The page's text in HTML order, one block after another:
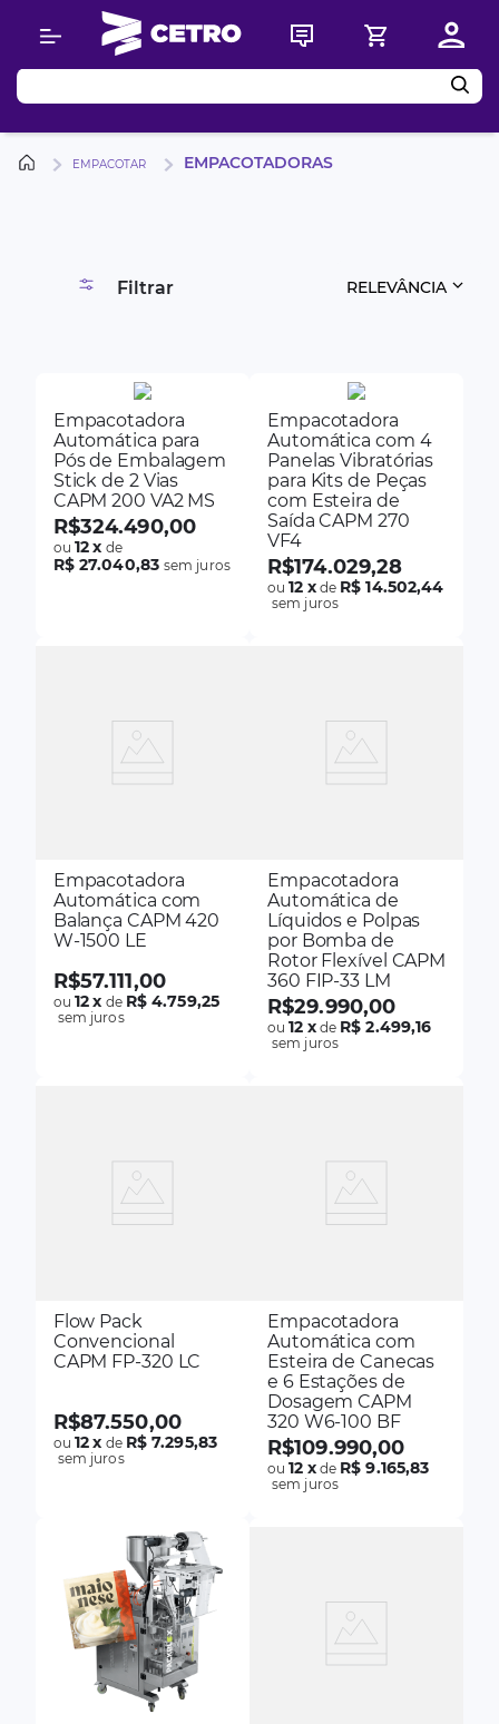
Buscar
EMPACOTAR EMPACOTADORAS
Filtrar RELEVÂNCIA
Empacotadora
Automática para
Pós de Embalagem
Stick de 2 Vias
CAPM 200 VA2 MS
R$324.490,00
ou12x de
R$ 27.040,83 sem juros
Empacotadora
Automática com 4
Panelas Vibratórias
para Kits de Peças
com Esteira de
Saída CAPM 270
VF4
R$174.029,28
ou12 xde R$ 14.502,44
sem juros
Empacotadora
Automática com
Balança CAPM 420
W-1500 LE
R$57.111,00
ou12x de R$ 4.759,25
sem juros
Empacotadora
Automática de
Líquidos e Polpas
por Bomba de
Rotor Flexível CAPM
360 FIP-33 LM
R$29.990,00
ou12 xde R$ 2.499,16
sem juros
Flow Pack
Convencional
CAPM FP-320 LC
R$87.550,00
ou12x de R$ 7.295,83
sem juros
Empacotadora
Automática com
Esteira de Canecas
e 6 Estações de
Dosagem CAPM
320 W6-100 BF
R$109.990,00
ou12 xde R$ 9.165,83
sem juros